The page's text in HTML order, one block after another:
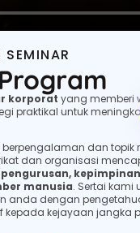
SEMINAR
korporat yang memberi
praktikal untuk
dan topik
dan organisasi
manusia. Sertai kami
anda dengan
kepada kejayaan jangka